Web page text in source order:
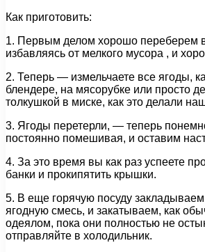
Как приготовить:
1. Первым делом хорошо переберем
избавляясь от мелкого мусора , и
2. Теперь — измельчаете все ягоды,
блендере, на мясорубке или просто
толкушкой в миске, как это делали
3. Ягоды перетерли, — теперь
постоянно помешивая, и оставим
4. За это время вы как раз успеете
банки и прокипятить крышки.
5. В еще горячую посуду
ягодную смесь, и закатываем, как
одеялом, пока они полностью не
отправляйте в холодильник.